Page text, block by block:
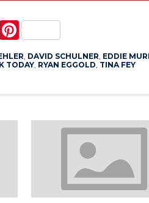
Pinterest
, DAVID SCHULNER, EDDIE
TODAY, RYAN EGGOLD, TINA FEY